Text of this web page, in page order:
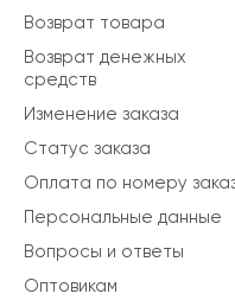
Возврат товара
Возврат денежных
средств
Изменение заказа
Статус заказа
Оплата по номеру
Персональные данные
Вопросы и ответы
Оптовикам